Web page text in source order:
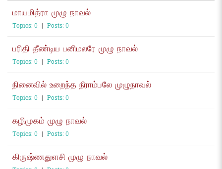
மாயமித்ரா முழு நாவல்
Topics: 0 | Posts: 0
பரிதி தீண்டிய பனிமலரே முழு நாவல்
Topics: 0 | Posts: 0
நினைவில் உறைந்த நீராம்பலே முழுநாவல்
Topics: 0 | Posts: 0
கழிமுகம் முழு நாவல்
Topics: 0 | Posts: 0
கிருஷ்ணதுளசி முழு நாவல்